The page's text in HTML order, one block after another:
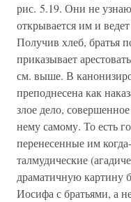
рис. 5.19. Они не
открывается им и
Получив хлеб, братья
приказывает
см. выше. В
преподнесена как
злое дело,
нему самому. То есть
перенесенные им
талмудические
драматичную
Иосифа с братьями, а